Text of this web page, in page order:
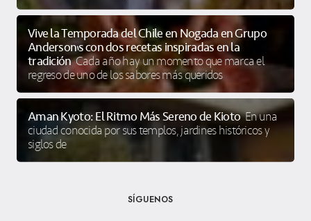
Vive la Temporada del Chile en Nogada en Grupo
Anderson’s con dos recetas inspiradas en la
tradición Cada año hay un momento que marca el
regreso de uno de los sabores más queridos
Aman Kyoto: El Ritmo Más Sereno de Kioto En una
ciudad conocida por sus templos, jardines históricos y
siglos de
SÍGUENOS